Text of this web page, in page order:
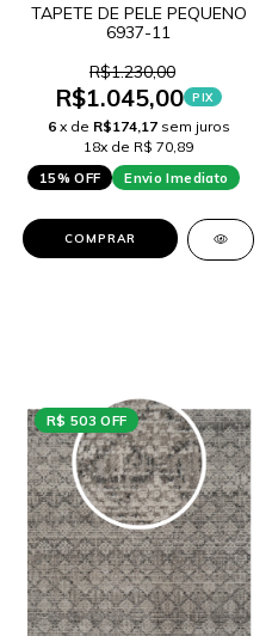
TAPETE DE PELE PEQUENO
6937-11
R$1.230,00
R$1.045,00 PIX
6 x de R$174,17 sem juros
18x de R$ 70,89
15% OFF
Envio Imediato
COMPRAR
R$ 503 OFF